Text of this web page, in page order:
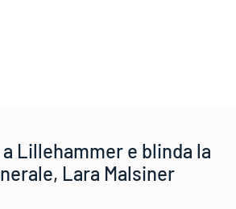
Lillehammer e blinda la
Lara Malsiner